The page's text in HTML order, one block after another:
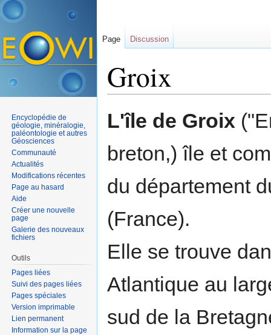
Groix
L'île de Groix
breton,) île et
du département
(France).
Elle se trouve
Atlantique au
sud de la
Page Discussion
Encyclopédie de
géologie, minéralogie,
paléontologie et autres
Géosciences
Communauté
Actualités
Modifications récentes
Page au hasard
Aide
Créer une nouvelle
page
Galerie des nouveaux
fichiers
Outils
Pages liées
Suivi des pages liées
Pages spéciales
Version imprimable
Lien permanent
Information sur la page